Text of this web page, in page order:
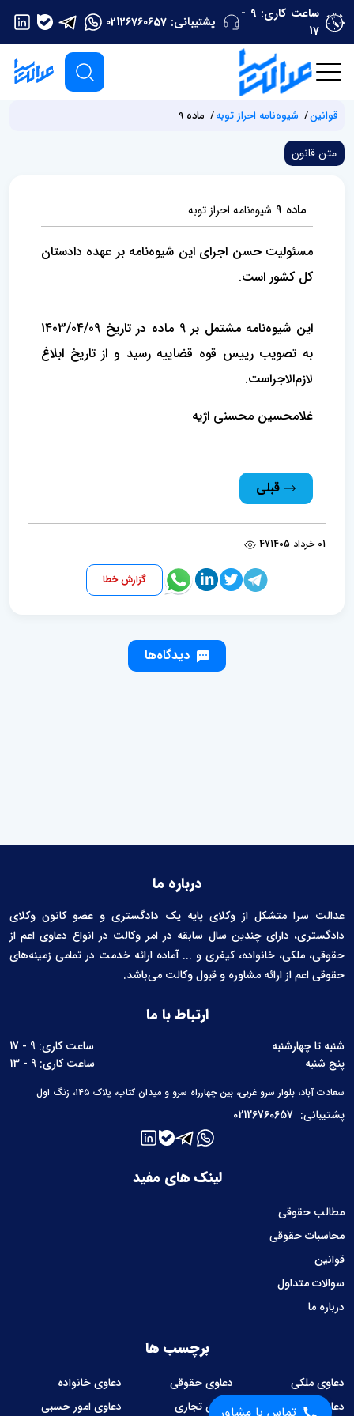
ساعت کاری: 9 -
17
پشتیبانی: 02126760657
قوانین شیوه‌نامه احراز توبه ماده 9
متن قانون
ماده 9 شیوه‌نامه احراز توبه
مسئولیت حسن اجرای این شیوه‌نامه بر عهده دادستان
کل کشور است.
این شیوه‌نامه مشتمل بر 9 ماده در تاریخ 1403/04/09
به تصویب رییس قوه قضاییه رسید و از تاریخ ابلاغ
لازم‌الاجراست.
غلامحسین محسنی اژیه
قبلی
01 خرداد 1405 47
گزارش خطا
دیدگاه‌ها
درباره ما
عدالت سرا متشکل از وکلای پایه یک دادگستری و عضو کانون وکلای
دادگستری، دارای چندین سال سابقه در امر وکالت در انواع دعاوی اعم از
حقوقی، ملکی، خانواده، کیفری و ... آماده ارائه خدمت در تمامی زمینه‌های
حقوقی اعم از ارائه مشاوره و قبول وکالت می‌باشد.
لینک های مفید
مطالب حقوقی
محاسبات حقوقی
قوانین
سوالات متداول
درباره ما
برچسب ها
دعاوی ملکی دعاوی حقوقی
دعاوی خانواده
دعاوی کیفری
دعاوی تجاری دعاوی امور حسبی
ارتباط با ما
شنبه تا چهارشنبه
ساعت کاری: 9 - 17
پنج شنبه
ساعت کاری: 9 - 13
سعادت آباد، بلوار سرو غربی، بین چهارراه سرو و میدان کتاب، پلاک ۱۴۵، زنگ اول
پشتیبانی: 02126760657